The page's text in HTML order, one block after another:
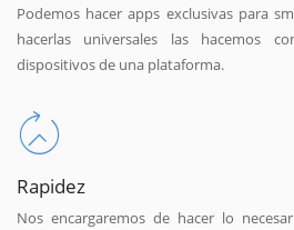
Podemos hacer apps exclusivas para
hacerlas universales las hacemos
dispositivos de una plataforma.
Rapidez
Nos encargaremos de hacer lo